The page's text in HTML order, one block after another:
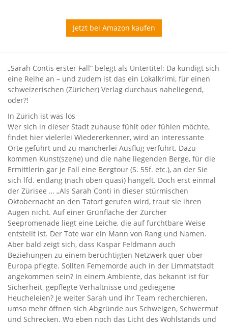
Jetzt bei Amazon kaufen
„Sarah Contis erster Fall“ belegt als Untertitel: Da kündigt sich
eine Reihe an – und zudem ist das ein Lokalkrimi, für einen
schweizerischen (Züricher) Verlag durchaus naheliegend,
oder?!
In Zürich ist was los
Wer sich in dieser Stadt zuhause fühlt oder fühlen möchte,
findet hier vielerlei Wiedererkenner, wird an interessante
Orte geführt und zu mancherlei Ausflug verführt. Dazu
kommen Kunst(szene) und die nahe liegenden Berge, für die
Ermittlerin gar je Fall eine Bergtour (S. 55f. etc.), an der Sie
sich lfd. entlang (nach oben quasi) hangelt. Doch erst einmal
der Zürisee … „Als Sarah Conti in dieser stürmischen
Oktobernacht an den Tatort gerufen wird, traut sie ihren
Augen nicht. Auf einer Grünfläche der Zürcher
Seepromenade liegt eine Leiche, die auf furchtbare Weise
entstellt ist. Der Tote war ein Mann von Rang und Namen.
Aber bald zeigt sich, dass Kaspar Feldmann auch
Beziehungen zu einem berüchtigten Netzwerk quer über
Europa pflegte. Sollten Fememorde auch in der Limmatstadt
angekommen sein? In einem Ambiente, das bekannt ist für
Sicherheit, gepflegte Verhältnisse und gediegene
Heucheleien? Je weiter Sarah und ihr Team recherchieren,
umso mehr öffnen sich Abgründe aus Schweigen, Schwermut
und Schrecken. Wo eben noch das Licht des Wohlstands und